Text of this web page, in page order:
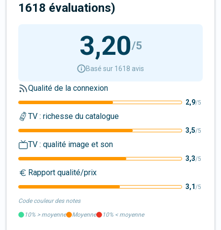
1618 évaluations)
3,20/5
Basé sur 1618 avis
Qualité de la connexion
2,9/5
TV : richesse du catalogue
3,5/5
TV : qualité image et son
3,3/5
Rapport qualité/prix
3,1 /5
Code couleur des notes
10% >moyenne Moyenne 10% <moyenne